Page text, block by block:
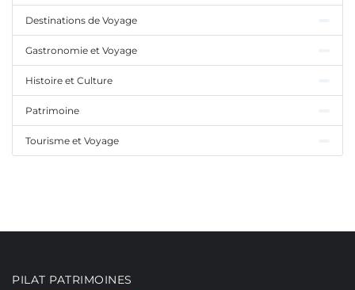
Destinations de Voyage
Gastronomie et Voyage
Histoire et Culture
Patrimoine
Tourisme et Voyage
PILAT PATRIMOINES